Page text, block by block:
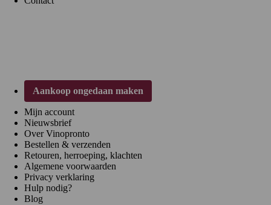
Aankoop ongedaan maken
Mijn account
Nieuwsbrief
Over Vinopronto
Bestellen & verzenden
Retouren, herroeping, klachten
Algemene voorwaarden
Privacy verklaring
Hulp nodig?
Blog